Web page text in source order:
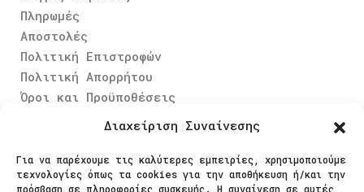
Διαχείριση Συναίνεσης
Για να παρέχουμε τις καλύτερες εμπειρίες, χρησιμοποιούμε
τεχνολογίες όπως τα cookies για την αποθήκευση ή/και την
πρόσβαση σε πληροφορίες συσκευής. Η συναίνεση σε αυτές
Πληρωμές
Αποστολές
Πολιτική Επιστροφών
Πολιτική Απορρήτου
Όροι και Προϋποθέσεις